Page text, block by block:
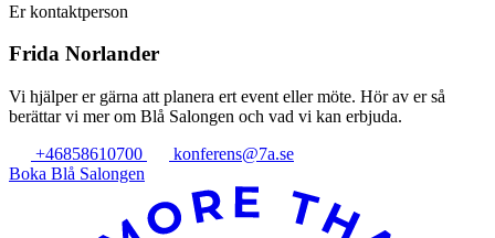
Er kontaktperson
Frida Norlander
Vi hjälper er gärna att planera ert event eller möte. Hör av er så
berättar vi mer om Blå Salongen och vad vi kan erbjuda.
+46858610700
konferens@7a.se
Boka Blå Salongen